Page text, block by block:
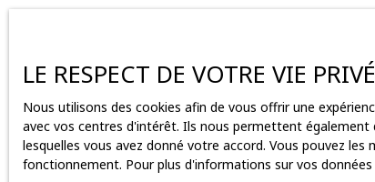
Conformément à la réglementation européenne
Si vous ne souhaitez pas faire l'objet de
téléphonique, prévu par l'article L223-1 du code
61311, 41013 BLOIS CEDEX.
LE RESPECT DE VOTRE VIE
Nous utilisons des cookies afin de vous offrir une
avec vos centres d'intérêt. Ils nous permettent
lesquelles vous avez donné votre accord. Vous pouvez
fonctionnement. Pour plus d'informations sur vos